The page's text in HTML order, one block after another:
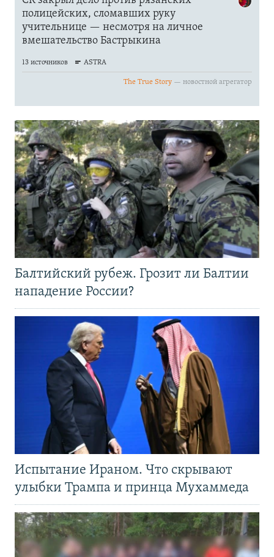
Балтийский рубеж. Грозит ли Балтии
нападение России?
Испытание Ираном. Что скрывают
улыбки Трампа и принца Мухаммеда